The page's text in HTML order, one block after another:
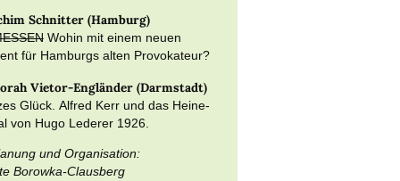
Schnitter (Hamburg)
Wohin mit einem neuen
für Hamburgs alten Provokateur?
Vietor-Engländer (Darmstadt)
Glück. Alfred Kerr und das Heine-
von Hugo Lederer 1926.
und Organisation:
Borowka-Clausberg